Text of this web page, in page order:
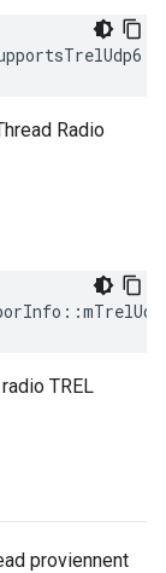
Radio
::
TREL
proviennent